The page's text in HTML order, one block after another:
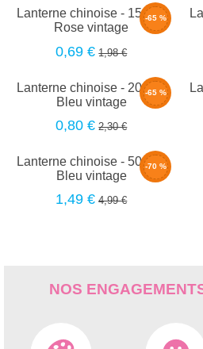
-65 %
Lanterne chinoise - 15cm -
Rose vintage
0,69 € 1,98 €
-65 %
Lanterne chinoise - 20cm -
Bleu vintage
0,80 € 2,30 €
-70 %
Lanterne chinoise - 50cm -
Bleu vintage
1,49 € 4,99 €
NOS